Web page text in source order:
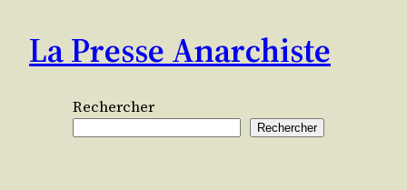
contenu
La Presse Anarchiste
Rechercher
Rechercher